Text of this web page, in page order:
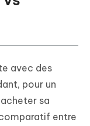
avec des
pour un
sa
entre